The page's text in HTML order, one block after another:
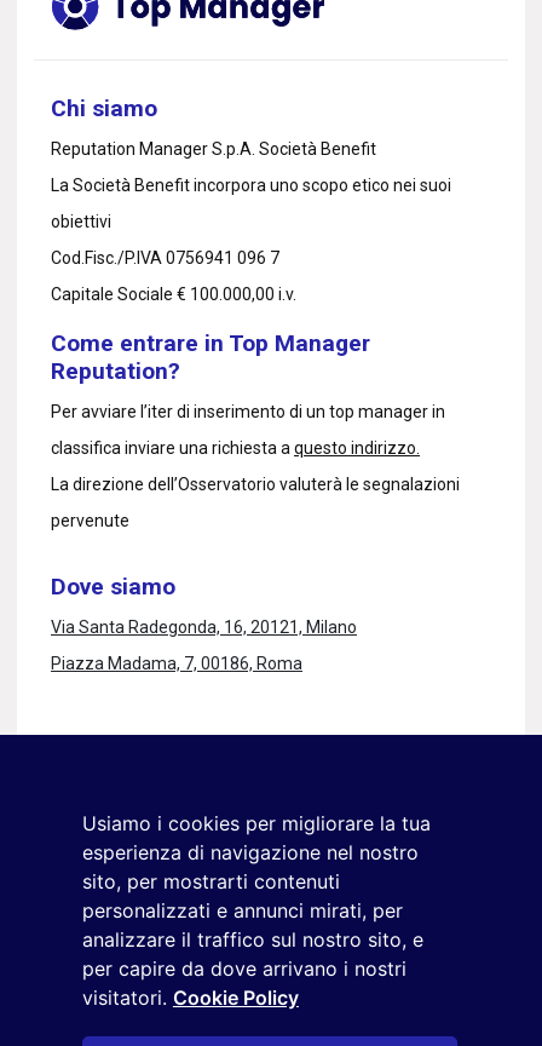
Usiamo i cookies per migliorare la tua
esperienza di navigazione nel nostro
sito, per mostrarti contenuti
personalizzati e annunci mirati, per
analizzare il traffico sul nostro sito, e
per capire da dove arrivano i nostri
visitatori. Cookie Policy
Chi siamo
Reputation Manager S.p.A. Società Benefit
La Società Benefit incorpora uno scopo etico nei suoi
obiettivi
Cod.Fisc./P.IVA 0756941 096 7
Capitale Sociale € 100.000,00 i.v.
Come entrare in Top Manager
Reputation?
Per avviare l’iter di inserimento di un top manager in
classifica inviare una richiesta a questo indirizzo.
La direzione dell’Osservatorio valuterà le segnalazioni
pervenute
Dove siamo
Via Santa Radegonda, 16, 20121, Milano
Piazza Madama, 7, 00186, Roma
+39 02 9285 01
osservatorio.topmanager@reputationmanager.it
Copyright ©2026 Reputation Manager S.p.A. Società
Benefit | All rights reserved |Login
policy|Cookie policy|Cookie settings